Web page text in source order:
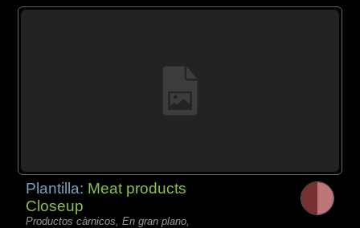
Plantilla: Meat products
Closeup
Productos càrnicos, En gran plano,